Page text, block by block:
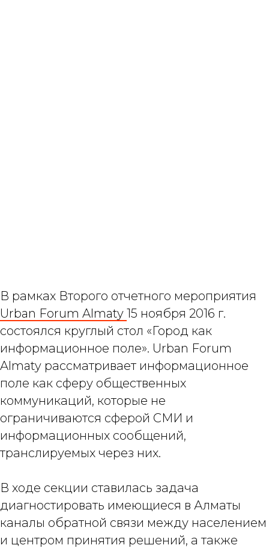
В рамках Второго отчетного мероприятия
Urban Forum Almaty 15 ноября 2016 г.
состоялся круглый стол «Город как
информационное поле». Urban Forum
Almaty рассматривает информационное
поле как сферу общественных
коммуникаций, которые не
ограничиваются сферой СМИ и
информационных сообщений,
транслируемых через них.
В ходе секции ставилась задача
диагностировать имеющиеся в Алматы
каналы обратной связи между населением
и центром принятия решений, а также